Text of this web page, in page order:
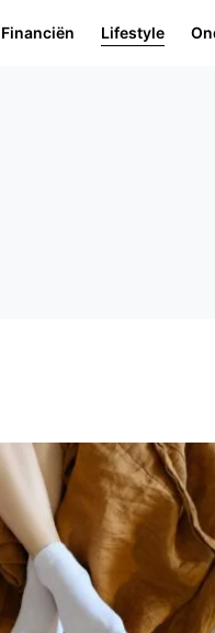
Financiën Lifestyle